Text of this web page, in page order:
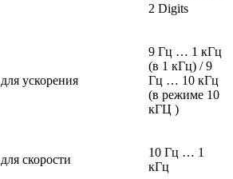
2 Digits
ускорения
9 Гц … 1 кГц
(в 1 кГц) / 9
Гц … 10 кГц
(в режиме 10
кГЦ )
скорости
10 Гц … 1
кГц